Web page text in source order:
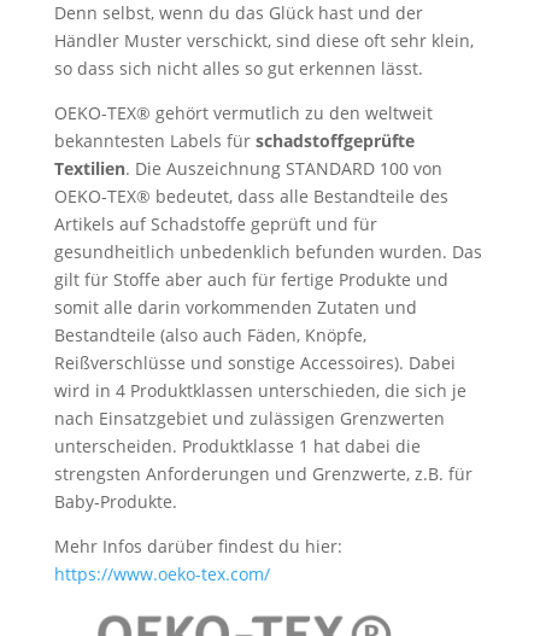
Denn selbst, wenn du das Glück hast und der
Händler Muster verschickt, sind diese oft sehr klein,
so dass sich nicht alles so gut erkennen lässt.
OEKO-TEX® gehört vermutlich zu den weltweit
bekanntesten Labels für schadstoffgeprüfte
Textilien. Die Auszeichnung STANDARD 100 von
OEKO-TEX® bedeutet, dass alle Bestandteile des
Artikels auf Schadstoffe geprüft und für
gesundheitlich unbedenklich befunden wurden. Das
gilt für Stoffe aber auch für fertige Produkte und
somit alle darin vorkommenden Zutaten und
Bestandteile (also auch Fäden, Knöpfe,
Reißverschlüsse und sonstige Accessoires). Dabei
wird in 4 Produktklassen unterschieden, die sich je
nach Einsatzgebiet und zulässigen Grenzwerten
unterscheiden. Produktklasse 1 hat dabei die
strengsten Anforderungen und Grenzwerte, z.B. für
Baby-Produkte.
Mehr Infos darüber findest du hier:
https://www.oeko-tex.com/